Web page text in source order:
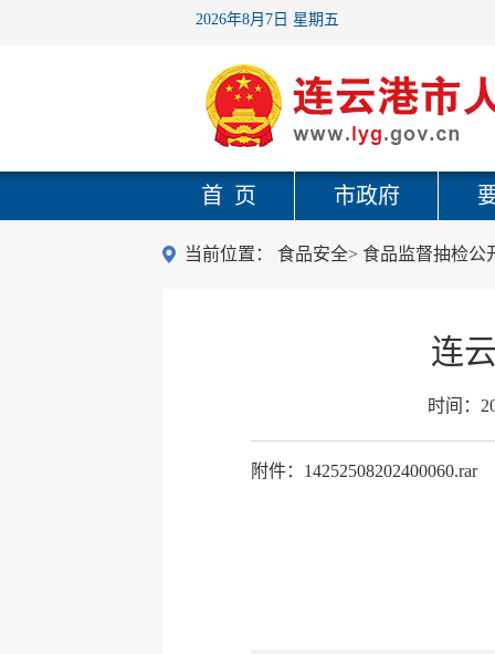
2026年8月7日 星期五
首 页 市政府
当前位置： 食品安全> 食品监督抽检公
连
时间：
附件：14252508202400060.rar